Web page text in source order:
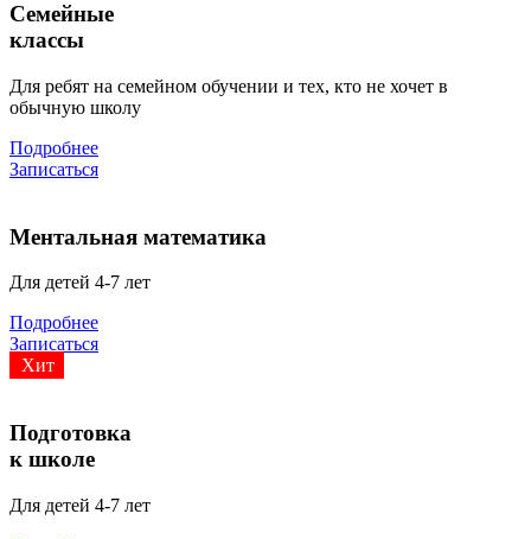
Семейные
классы
Для ребят на семейном обучении и тех, кто не хочет в
обычную школу
Подробнее
Записаться
Ментальная математика
Для детей 4-7 лет
Подробнее
Записаться
Хит
Подготовка
к школе
Для детей 4-7 лет